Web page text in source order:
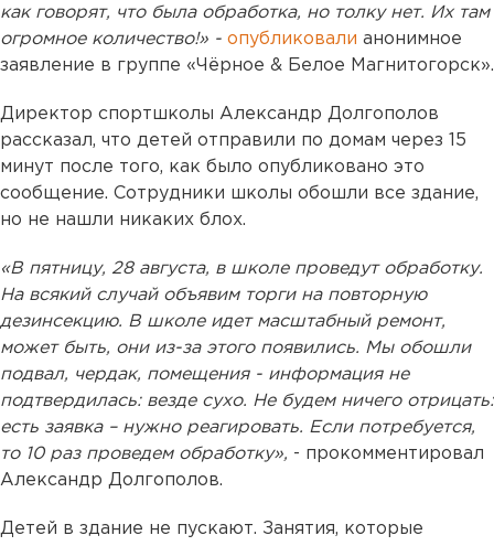
как говорят, что была обработка, но толку нет. Их там
огромное количество!» - опубликовали анонимное
заявление в группе «Чёрное & Белое Магнитогорск».
Директор спортшколы Александр Долгополов
рассказал, что детей отправили по домам через 15
минут после того, как было опубликовано это
сообщение. Сотрудники школы обошли все здание,
но не нашли никаких блох.
«В пятницу, 28 августа, в школе проведут обработку.
На всякий случай объявим торги на повторную
дезинсекцию. В школе идет масштабный ремонт,
может быть, они из-за этого появились. Мы обошли
подвал, чердак, помещения - информация не
подтвердилась: везде сухо. Не будем ничего отрицать:
есть заявка – нужно реагировать. Если потребуется,
то 10 раз проведем обработку», - прокомментировал
Александр Долгополов.
Детей в здание не пускают. Занятия, которые